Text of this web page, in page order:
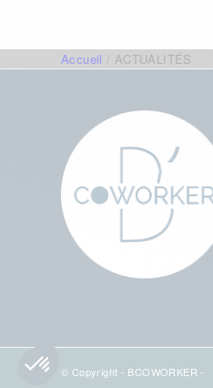
Accueil / ACTUALITÉS
© Copyright - BCOWORKER -